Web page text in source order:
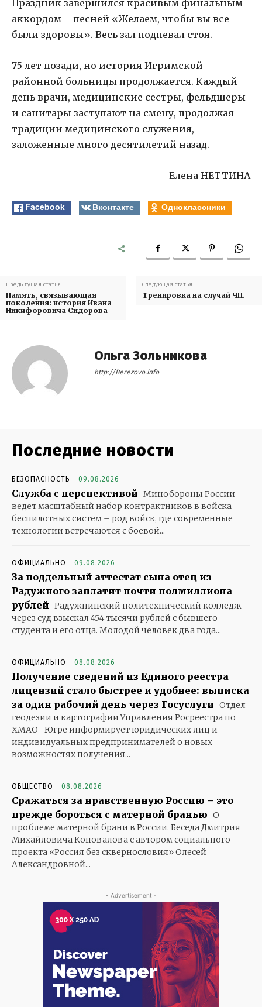
Праздник завершился красивым финальным
аккордом – песней «Желаем, чтобы вы все
были здоровы». Весь зал подпевал стоя.
75 лет позади, но история Игримской
районной больницы продолжается. Каждый
день врачи, медицинские сестры, фельдшеры
и санитары заступают на смену, продолжая
традиции медицинского служения,
заложенные много десятилетий назад.
Елена НЕТТИНА
Facebook Вконтакте Одноклассники
Предыдущая статья
Память, связывающая
поколения: история Ивана
Никифоровича Сидорова
Следующая статья
Тренировка на случай ЧП.
Ольга Зольникова
http://Berezovo.info
Последние новости
БЕЗОПАСНОСТЬ 09.08.2026
Служба с перспективой Минобороны России
ведет масштабный набор контрактников в войска
беспилотных систем – род войск, где современные
технологии встречаются с боевой...
ОФИЦИАЛЬНО 09.08.2026
За поддельный аттестат сына отец из
Радужного заплатит почти полмиллиона
рублей Радужнинский политехнический колледж
через суд взыскал 454 тысячи рублей с бывшего
студента и его отца. Молодой человек два года...
ОФИЦИАЛЬНО 08.08.2026
Получение сведений из Единого реестра
лицензий стало быстрее и удобнее: выписка
за один рабочий день через Госуслуги Отдел
геодезии и картографии Управления Росреестра по
ХМАО -Югре информирует юридических лиц и
индивидуальных предпринимателей о новых
возможностях получения...
ОБЩЕСТВО 08.08.2026
Сражаться за нравственную Россию – это
прежде бороться с матерной бранью О
проблеме матерной брани в России. Беседа Дмитрия
Михайловича Коновалова с автором социального
проекта «Россия без сквернословия» Олесей
Александровной...
- Advertisement -